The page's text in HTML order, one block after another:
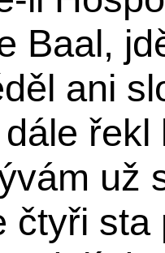
Baal,
ani
řekl
už
čtyři sta